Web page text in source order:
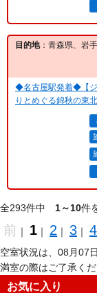
目的地：青森県、岩
◆名古屋駅発着◆【ジ
りとめぐる錦秋の東
全293件中 1～10件
前 ｜ 1 ｜ 2 ｜ 3 ｜ 4
空室状況は、08月07
満室の際はご了承くだ
お気に入り